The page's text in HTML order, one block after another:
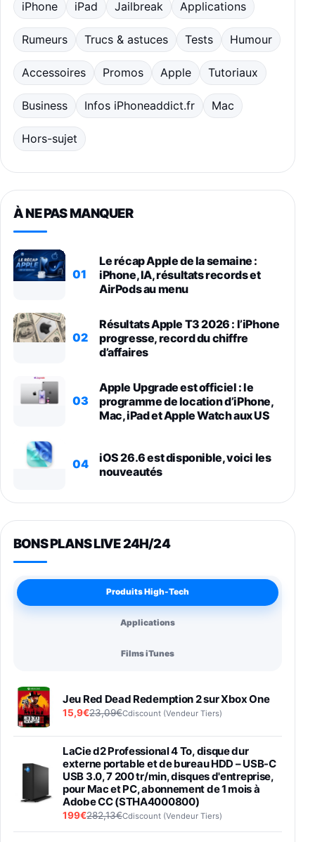
iPhone iPad Jailbreak Applications
Rumeurs Trucs & astuces Tests Humour
Accessoires Promos Apple Tutoriaux
Business Infos iPhoneaddict.fr Mac
Hors-sujet
À NE PAS MANQUER
01
Le récap Apple de la semaine :
iPhone, IA, résultats records et
AirPods au menu
02
Résultats Apple T3 2026 : l’iPhone
progresse, record du chiffre
d’affaires
03
Apple Upgrade est officiel : le
programme de location d’iPhone,
Mac, iPad et Apple Watch aux US
04
iOS 26.6 est disponible, voici les
nouveautés
BONS PLANS LIVE 24H/24
Produits High-Tech
Applications
Films iTunes
Jeu Red Dead Redemption 2 sur Xbox One
15,9€23,09€Cdiscount (Vendeur Tiers)
LaCie d2 Professional 4 To, disque dur
externe portable et de bureau HDD – USB-C
USB 3.0, 7 200 tr/min, disques d'entreprise,
pour Mac et PC, abonnement de 1 mois à
Adobe CC (STHA4000800)
199€282,13€Cdiscount (Vendeur Tiers)